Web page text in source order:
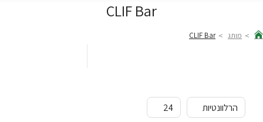
CLIF Bar
מותג CLIF Bar